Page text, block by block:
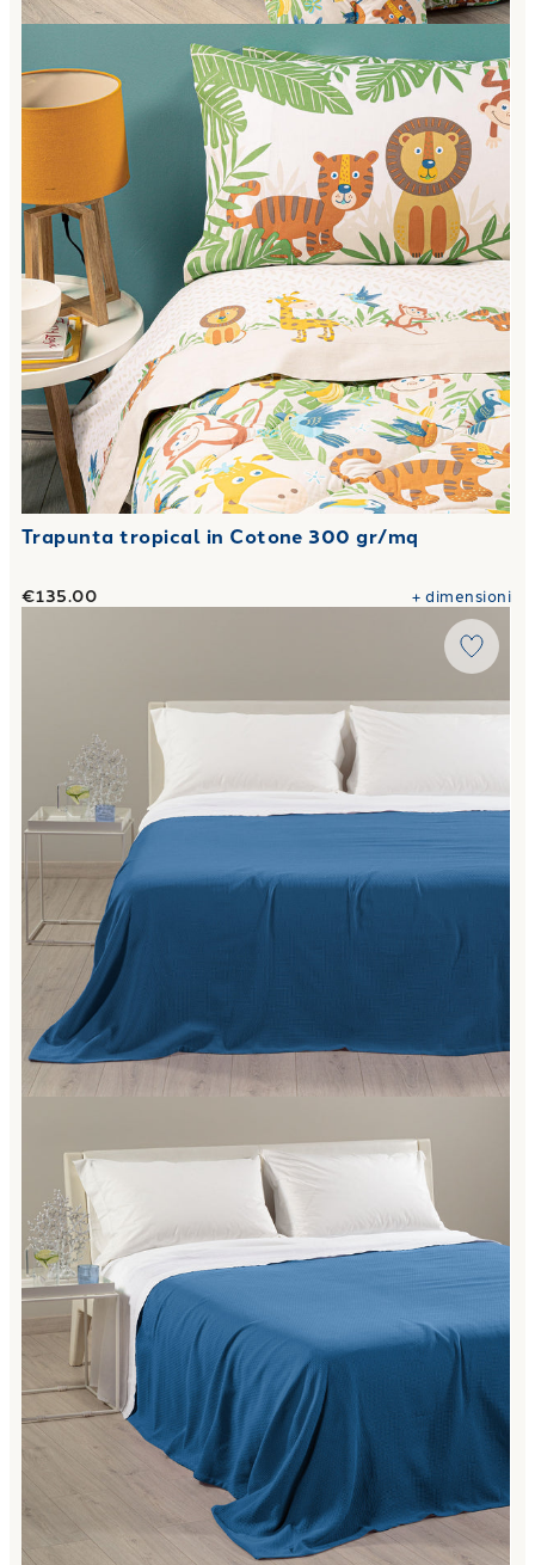
Trapunta tropical in Cotone 300 gr/mq
€135.00 +dimensioni